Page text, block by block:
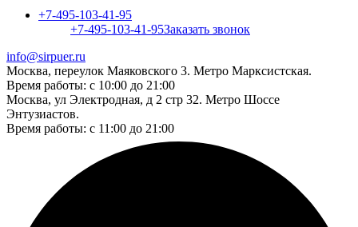
+7-495-103-41-95
+7-495-103-41-95Заказать звонок
info@sirpuer.ru
Москва, переулок Маяковского 3. Метро Марксистская.
Время работы: с 10:00 до 21:00
Москва, ул Электродная, д 2 стр 32. Метро Шоссе
Энтузиастов.
Время работы: с 11:00 до 21:00